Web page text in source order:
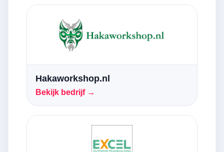
Hakaworkshop.nl
Bekijk bedrijf →